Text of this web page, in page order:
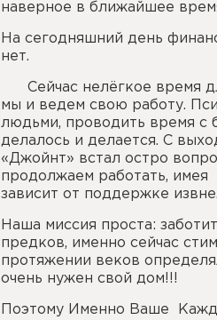
наверное в ближайшее
На сегодняшний день
нет.
Сейчас нелёгкое время
мы и ведем свою работу.
людьми, проводить время с
делалось и делается. С
«Джойнт» встал остро
продолжаем работать,
зависит от поддержке
Наша миссия проста:
предков, именно сейчас
протяжении веков
очень нужен свой дом!!!
Поэтому Именно Ваше